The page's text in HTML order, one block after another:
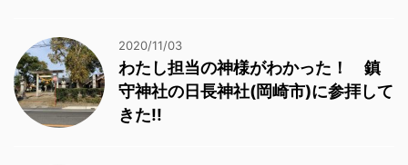
2020/11/03
わたし担当の神様がわかった！ 鎮
守神社の日長神社(岡崎市)に参拝して
きた!!